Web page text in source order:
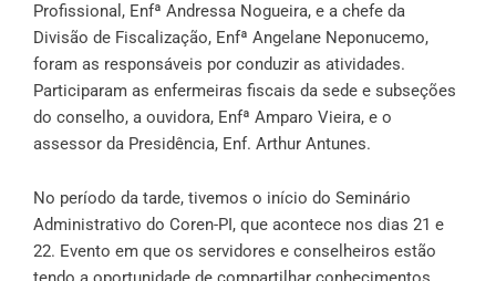
Profissional, Enfª Andressa Nogueira, e a chefe da
Divisão de Fiscalização, Enfª Angelane Neponucemo,
foram as responsáveis por conduzir as atividades.
Participaram as enfermeiras fiscais da sede e subseções
do conselho, a ouvidora, Enfª Amparo Vieira, e o
assessor da Presidência, Enf. Arthur Antunes.
No período da tarde, tivemos o início do Seminário
Administrativo do Coren-PI, que acontece nos dias 21 e
22. Evento em que os servidores e conselheiros estão